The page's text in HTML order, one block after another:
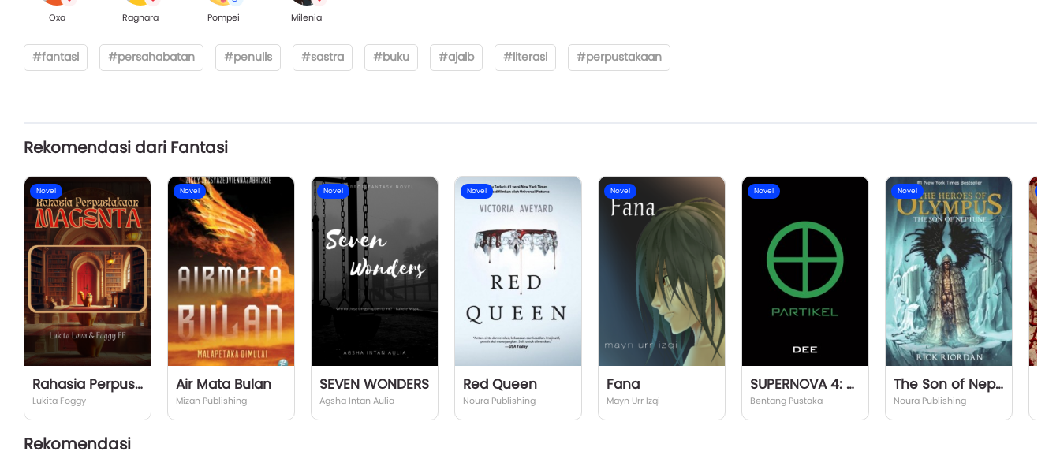
Oxa Ragnara Pompei Milenia
#fantasi #persahabatan #penulis #sastra #buku #ajaib #literasi #perpustakaan
Rekomendasi dari Fantasi
Novel
Rahasia Perpustakaan Magenta
Lukita Foggy
Novel
Air Mata Bulan
Mizan Publishing
Novel
SEVEN WONDERS
Agsha Intan Aulia
Novel
Red Queen
Noura Publishing
Novel
Fana
Mayn Urr Izqi
Novel
SUPERNOVA 4: Partikel
Bentang Pustaka
Novel
The Son of Neptune
Noura Publishing
Rekomendasi